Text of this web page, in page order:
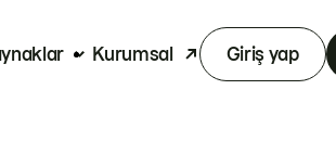
Kurumsal Giriş yap